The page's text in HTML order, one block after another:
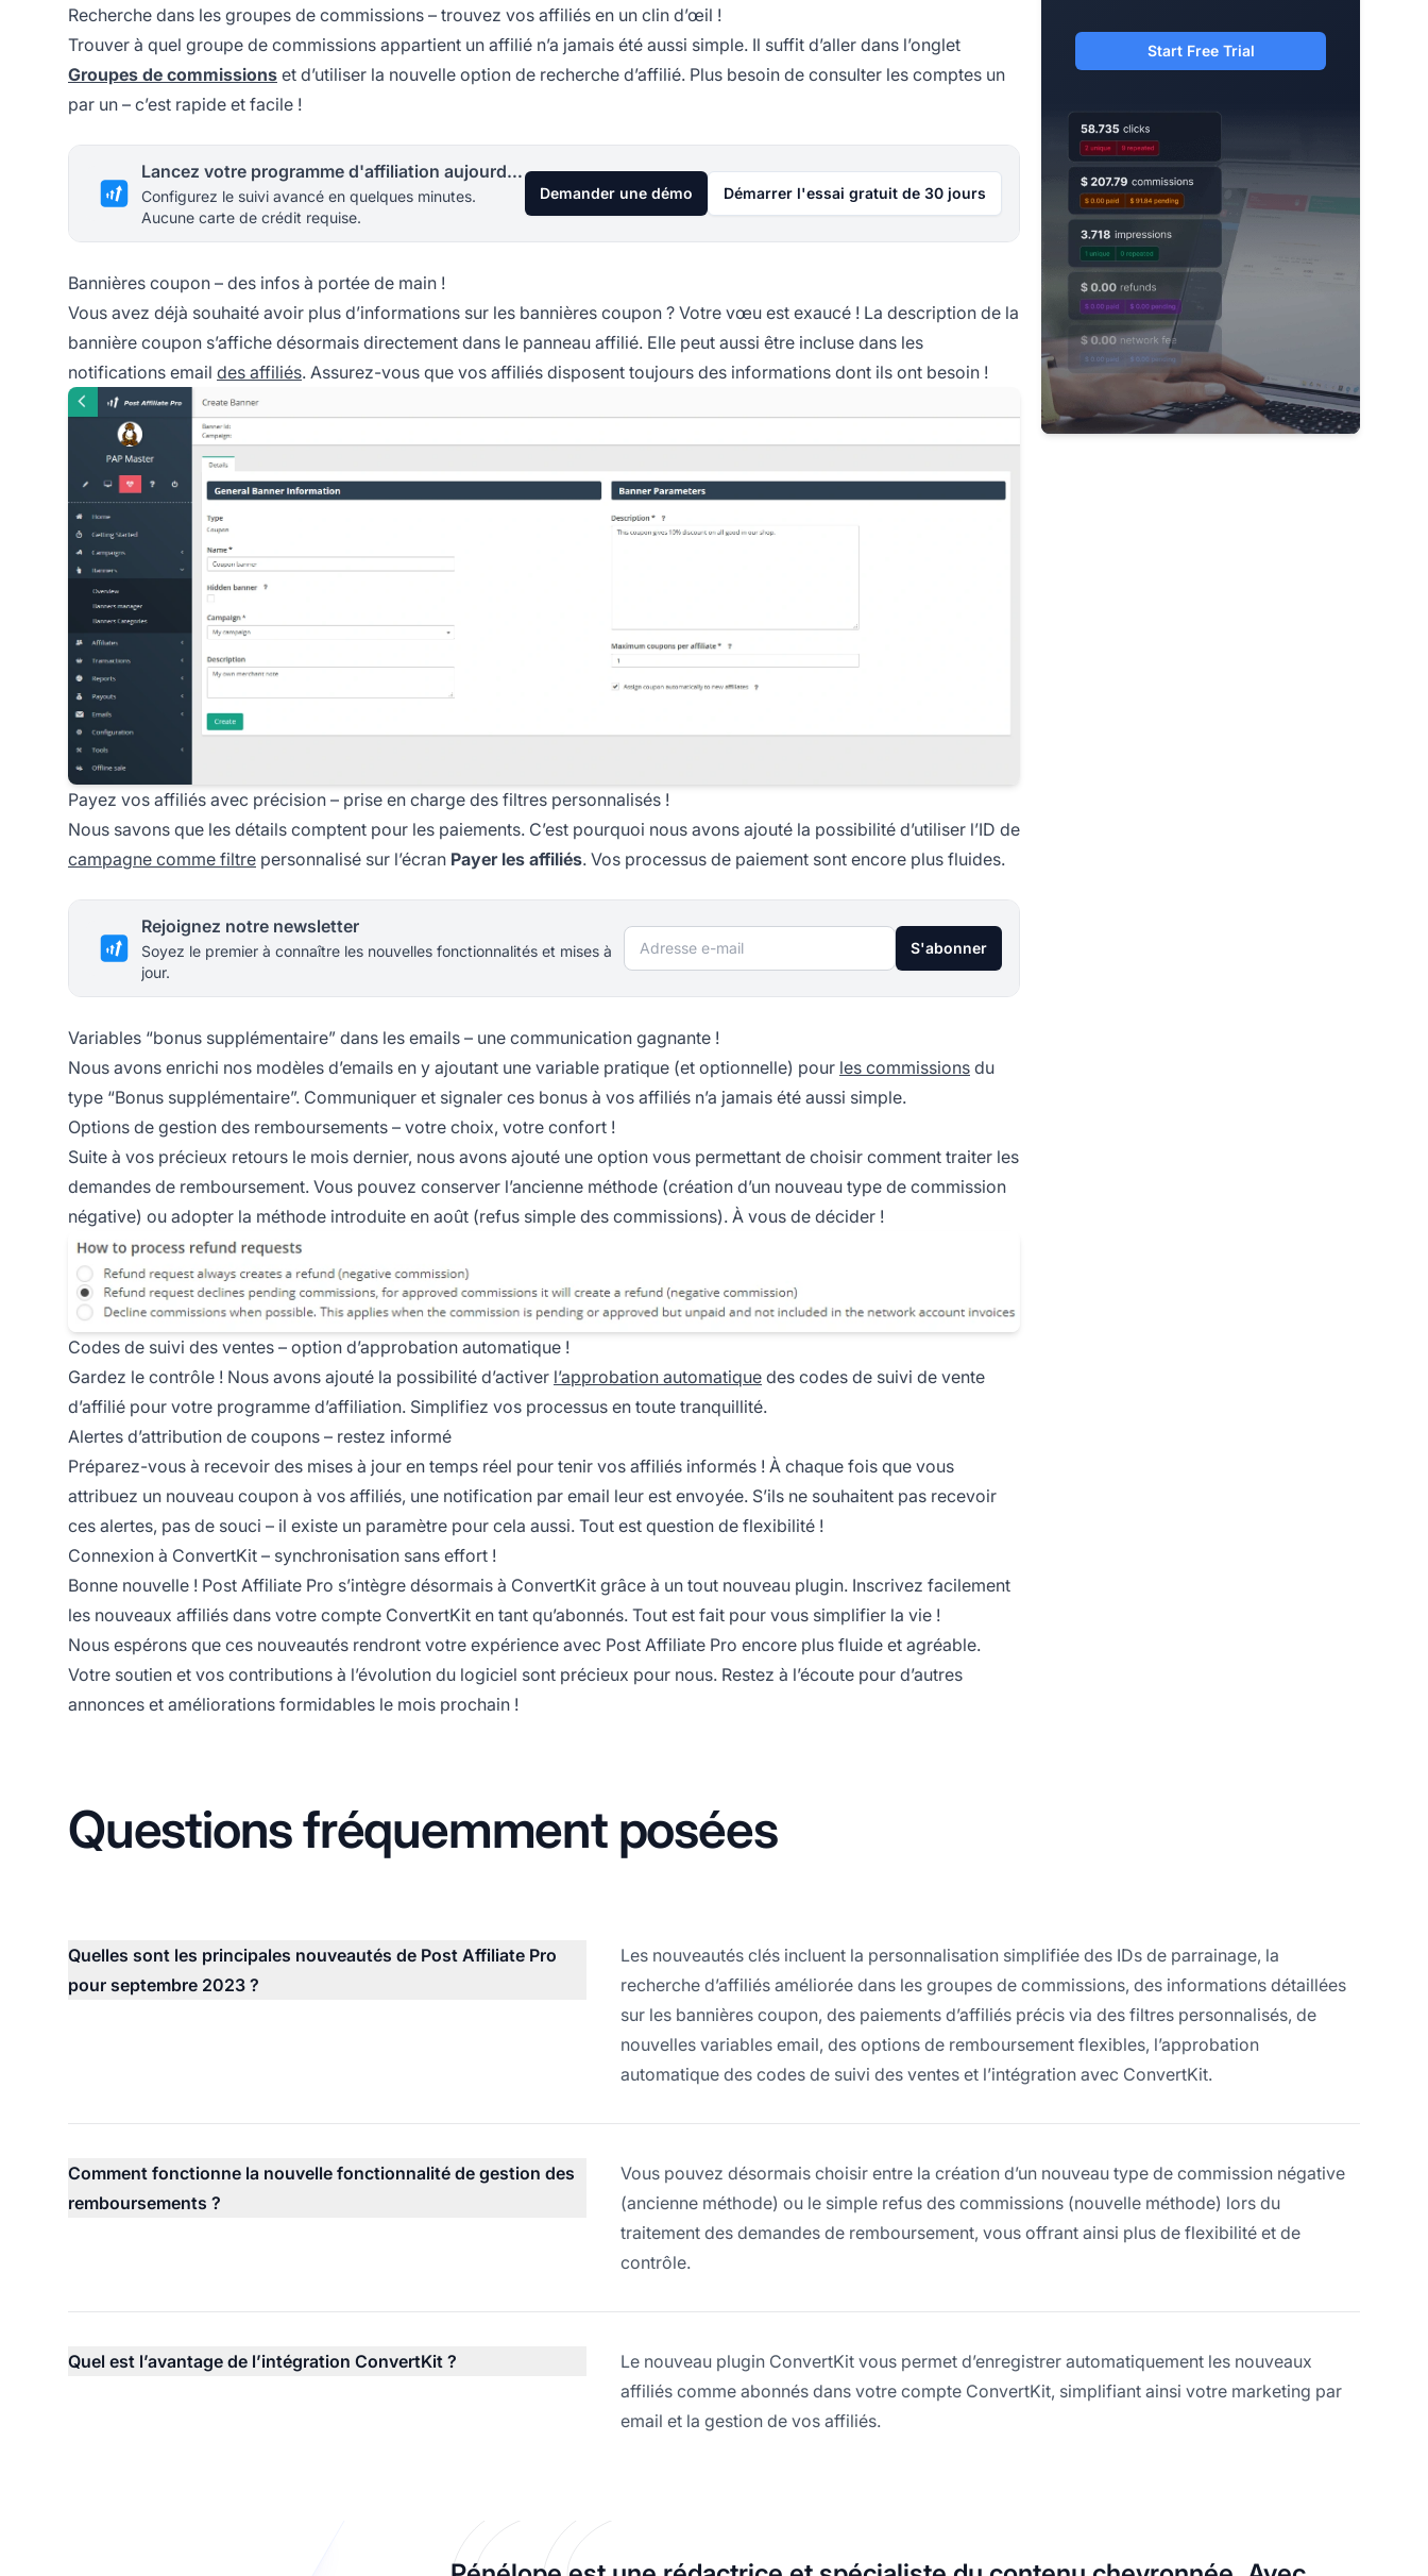
Recherche dans les groupes de commissions – trouvez vos affiliés en un clin d’œil !
Trouver à quel groupe de commissions appartient un affilié n’a jamais été aussi simple. Il suffit d’aller dans l’onglet
Groupes de commissions et d’utiliser la nouvelle option de recherche d’affilié. Plus besoin de consulter les comptes un
par un – c’est rapide et facile !
Lancez votre programme d'affiliation aujourd'hui
Configurez le suivi avancé en quelques minutes.
Aucune carte de crédit requise.
Demander une démo Démarrer l'essai gratuit de 30 jours
Bannières coupon – des infos à portée de main !
Vous avez déjà souhaité avoir plus d’informations sur les bannières coupon ? Votre vœu est exaucé ! La description de la
bannière coupon s’affiche désormais directement dans le panneau affilié. Elle peut aussi être incluse dans les
notifications email des affiliés. Assurez-vous que vos affiliés disposent toujours des informations dont ils ont besoin !
Payez vos affiliés avec précision – prise en charge des filtres personnalisés !
Nous savons que les détails comptent pour les paiements. C’est pourquoi nous avons ajouté la possibilité d’utiliser l’ID de
campagne comme filtre personnalisé sur l’écran Payer les affiliés. Vos processus de paiement sont encore plus fluides.
Rejoignez notre newsletter
Soyez le premier à connaître les nouvelles fonctionnalités et mises à
jour.
Adresse e-mail S'abonner
Variables “bonus supplémentaire” dans les emails – une communication gagnante !
Nous avons enrichi nos modèles d’emails en y ajoutant une variable pratique (et optionnelle) pour les commissions du
type “Bonus supplémentaire”. Communiquer et signaler ces bonus à vos affiliés n’a jamais été aussi simple.
Options de gestion des remboursements – votre choix, votre confort !
Suite à vos précieux retours le mois dernier, nous avons ajouté une option vous permettant de choisir comment traiter les
demandes de remboursement. Vous pouvez conserver l’ancienne méthode (création d’un nouveau type de commission
négative) ou adopter la méthode introduite en août (refus simple des commissions). À vous de décider !
Codes de suivi des ventes – option d’approbation automatique !
Gardez le contrôle ! Nous avons ajouté la possibilité d’activer l’approbation automatique des codes de suivi de vente
d’affilié pour votre programme d’affiliation. Simplifiez vos processus en toute tranquillité.
Alertes d’attribution de coupons – restez informé
Préparez-vous à recevoir des mises à jour en temps réel pour tenir vos affiliés informés ! À chaque fois que vous
attribuez un nouveau coupon à vos affiliés, une notification par email leur est envoyée. S’ils ne souhaitent pas recevoir
ces alertes, pas de souci – il existe un paramètre pour cela aussi. Tout est question de flexibilité !
Connexion à ConvertKit – synchronisation sans effort !
Bonne nouvelle ! Post Affiliate Pro s’intègre désormais à ConvertKit grâce à un tout nouveau plugin. Inscrivez facilement
les nouveaux affiliés dans votre compte ConvertKit en tant qu’abonnés. Tout est fait pour vous simplifier la vie !
Nous espérons que ces nouveautés rendront votre expérience avec Post Affiliate Pro encore plus fluide et agréable.
Votre soutien et vos contributions à l’évolution du logiciel sont précieux pour nous. Restez à l’écoute pour d’autres
annonces et améliorations formidables le mois prochain !
Start Free Trial
Questions fréquemment posées
Quelles sont les principales nouveautés de Post Affiliate Pro
pour septembre 2023 ?
Les nouveautés clés incluent la personnalisation simplifiée des IDs de parrainage, la
recherche d’affiliés améliorée dans les groupes de commissions, des informations détaillées
sur les bannières coupon, des paiements d’affiliés précis via des filtres personnalisés, de
nouvelles variables email, des options de remboursement flexibles, l’approbation
automatique des codes de suivi des ventes et l’intégration avec ConvertKit.
Comment fonctionne la nouvelle fonctionnalité de gestion des
remboursements ?
Vous pouvez désormais choisir entre la création d’un nouveau type de commission négative
(ancienne méthode) ou le simple refus des commissions (nouvelle méthode) lors du
traitement des demandes de remboursement, vous offrant ainsi plus de flexibilité et de
contrôle.
Quel est l’avantage de l’intégration ConvertKit ?
Le nouveau plugin ConvertKit vous permet d’enregistrer automatiquement les nouveaux
affiliés comme abonnés dans votre compte ConvertKit, simplifiant ainsi votre marketing par
email et la gestion de vos affiliés.